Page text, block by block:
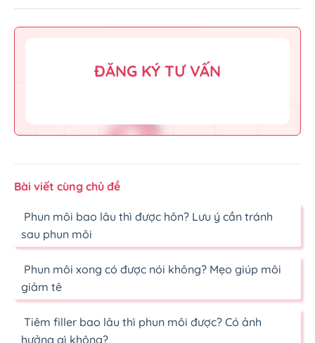
ĐĂNG KÝ TƯ VẤN
Bài viết cùng chủ đề
Phun môi bao lâu thì được hôn? Lưu ý cần tránh
sau phun môi
Phun môi xong có được nói không? Mẹo giúp môi
giảm tê
Tiêm filler bao lâu thì phun môi được? Có ảnh
hưởng gì không?